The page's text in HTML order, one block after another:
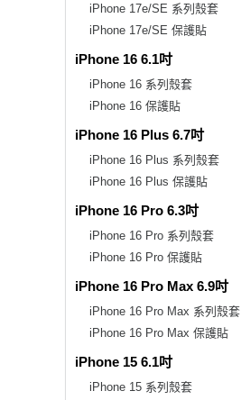
iPhone 17e/SE 系列殼套
iPhone 17e/SE 保護貼
iPhone 16 6.1吋
iPhone 16 系列殼套
iPhone 16 保護貼
iPhone 16 Plus 6.7吋
iPhone 16 Plus 系列殼套
iPhone 16 Plus 保護貼
iPhone 16 Pro 6.3吋
iPhone 16 Pro 系列殼套
iPhone 16 Pro 保護貼
iPhone 16 Pro Max 6.9吋
iPhone 16 Pro Max 系列殼套
iPhone 16 Pro Max 保護貼
iPhone 15 6.1吋
iPhone 15 系列殼套